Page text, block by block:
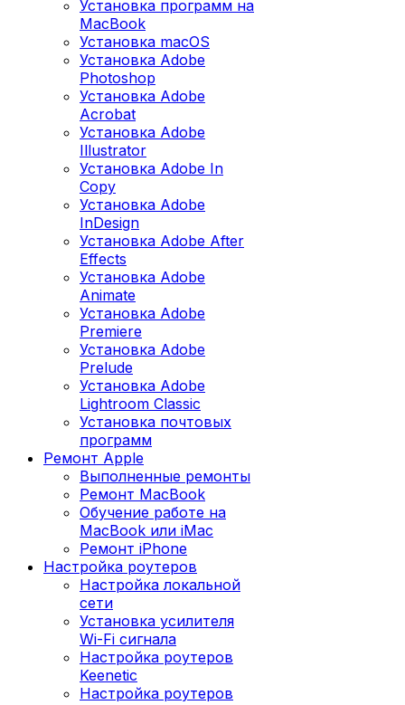
Установка программ на
MacBook
Установка macOS
Установка Adobe
Photoshop
Установка Adobe
Acrobat
Установка Adobe
Illustrator
Установка Adobe In
Copy
Установка Adobe
InDesign
Установка Adobe After
Effects
Установка Adobe
Animate
Установка Adobe
Premiere
Установка Adobe
Prelude
Установка Adobe
Lightroom Classic
Установка почтовых
программ
Ремонт Apple
Выполненные ремонты
Ремонт MacBook
Обучение работе на
MacBook или iMac
Ремонт iPhone
Настройка роутеров
Настройка локальной
сети
Установка усилителя
Wi-Fi сигнала
Настройка роутеров
Keenetic
Настройка роутеров